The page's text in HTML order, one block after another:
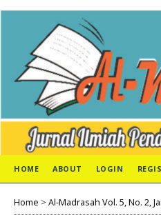
HOME ABOUT LOGIN
Home > Al-Madrasah Vol. 5, No. 2,